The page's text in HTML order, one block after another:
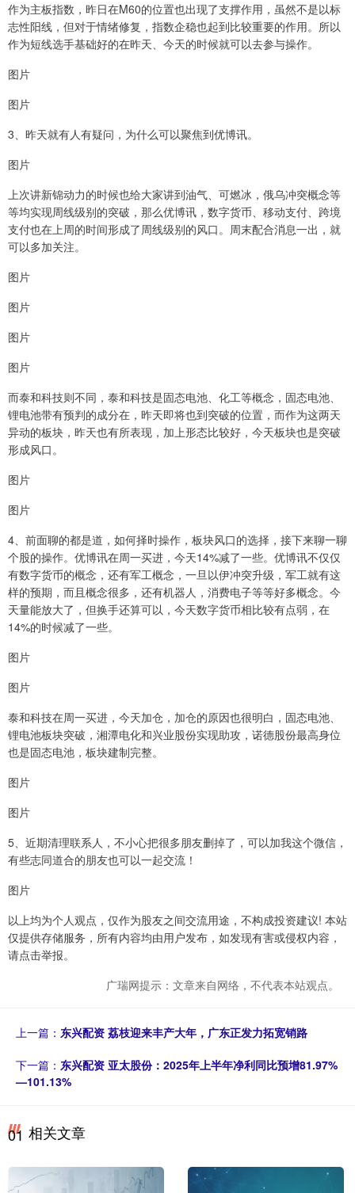
作为主板指数，昨日在M60的位置也出现了支撑作用，虽然不是以标
志性阳线，但对于情绪修复，指数企稳也起到比较重要的作用。所以
作为短线选手基础好的在昨天、今天的时候就可以去参与操作。
图片
图片
3、昨天就有人有疑问，为什么可以聚焦到优博讯。
图片
上次讲新锦动力的时候也给大家讲到油气、可燃冰，俄乌冲突概念等
等均实现周线级别的突破，那么优博讯，数字货币、移动支付、跨境
支付也在上周的时间形成了周线级别的风口。周末配合消息一出，就
可以多加关注。
图片
图片
图片
图片
而泰和科技则不同，泰和科技是固态电池、化工等概念，固态电池、
锂电池带有预判的成分在，昨天即将也到突破的位置，而作为这两天
异动的板块，昨天也有所表现，加上形态比较好，今天板块也是突破
形成风口。
图片
图片
4、前面聊的都是道，如何择时操作，板块风口的选择，接下来聊一聊
个股的操作。优博讯在周一买进，今天14%减了一些。优博讯不仅仅
有数字货币的概念，还有军工概念，一旦以伊冲突升级，军工就有这
样的预期，而且概念很多，还有机器人，消费电子等等好多概念。今
天量能放大了，但换手还算可以，今天数字货币相比较有点弱，在
14%的时候减了一些。
图片
图片
泰和科技在周一买进，今天加仓，加仓的原因也很明白，固态电池、
锂电池板块突破，湘潭电化和兴业股份实现助攻，诺德股份最高身位
也是固态电池，板块建制完整。
图片
图片
5、近期清理联系人，不小心把很多朋友删掉了，可以加我这个微信，
有些志同道合的朋友也可以一起交流！
图片
以上均为个人观点，仅作为股友之间交流用途，不构成投资建议! 本站
仅提供存储服务，所有内容均由用户发布，如发现有害或侵权内容，
请点击举报。
广瑞网提示：文章来自网络，不代表本站观点。
上一篇： 东兴配资 荔枝迎来丰产大年，广东正发力拓宽销路
下一篇： 东兴配资 亚太股份：2025年上半年净利同比预增81.97%
—101.13%
01 相关文章